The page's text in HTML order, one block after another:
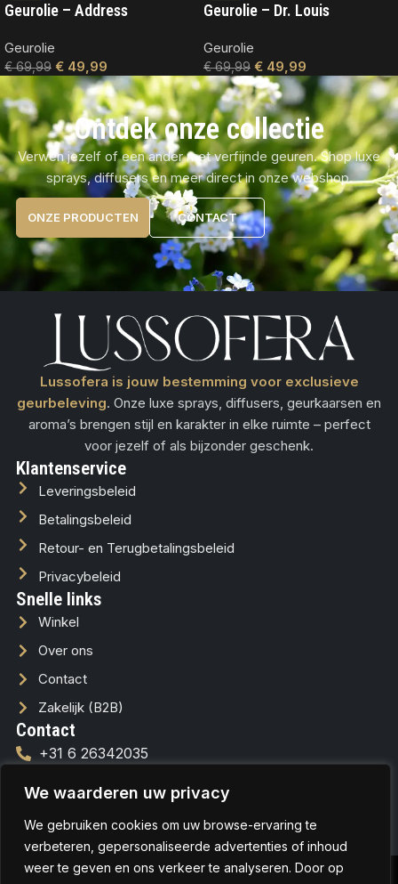
We waarderen uw privacy
We gebruiken cookies om uw browse-ervaring te
verbeteren, gepersonaliseerde advertenties of inhoud
weer te geven en ons verkeer te analyseren. Door op
Geurolie – Address
Geurolie
€69,99 € 49,99
Geurolie – Dr. Louis
Geurolie
€69,99 € 49,99
Ontdek onze collectie
Verwen jezelf of een ander met verfijnde geuren. Shop luxe
sprays, diffusers en meer direct in onze webshop.
ONZE PRODUCTEN CONTACT
Lussofera is jouw bestemming voor exclusieve
geurbeleving. Onze luxe sprays, diffusers, geurkaarsen en
aroma’s brengen stijl en karakter in elke ruimte – perfect
voor jezelf of als bijzonder geschenk.
Klantenservice
Leveringsbeleid
Betalingsbeleid
Retour- en Terugbetalingsbeleid
Privacybeleid
Snelle links
Winkel
Over ons
Contact
Zakelijk (B2B)
Contact
+31 6 26342035
info@lussofera.nl
© Copyrights 2026 Aangepaste